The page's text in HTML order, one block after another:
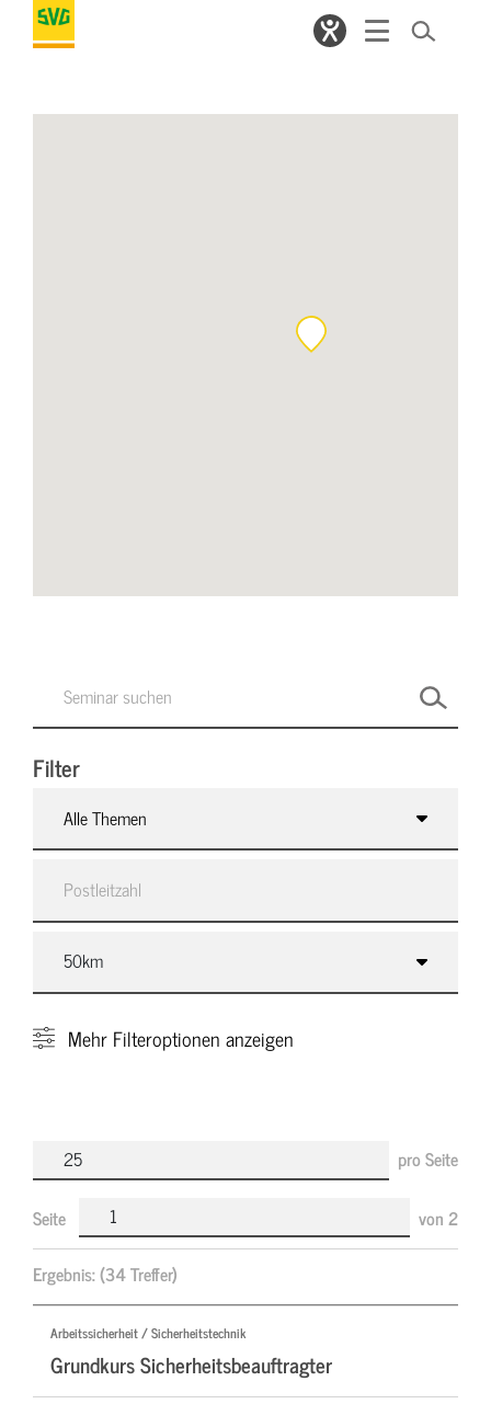
Filter
Alle Themen
Mehr Filteroptionen anzeigen
pro Seite
Seite von2
Ergebnis:(34 Treffer)
Arbeitssicherheit / Sicherheitstechnik
Grundkurs Sicherheitsbeauftragter